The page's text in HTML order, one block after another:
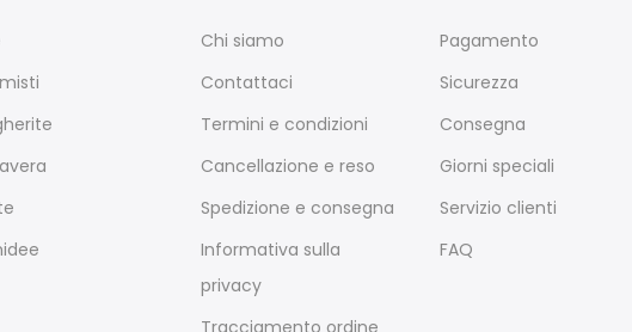
Chi siamo
Contattaci
Termini e condizioni
Cancellazione e reso
Spedizione e consegna
Informativa sulla
privacy
Tracciamento ordine
Pagamento
Sicurezza
Consegna
Giorni speciali
Servizio clienti
FAQ